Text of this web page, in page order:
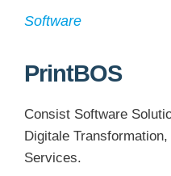
Software
PrintBOS
Consist Software
Digitale
Services.